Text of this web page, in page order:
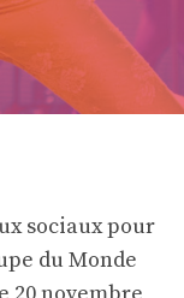
sociaux pour
du Monde